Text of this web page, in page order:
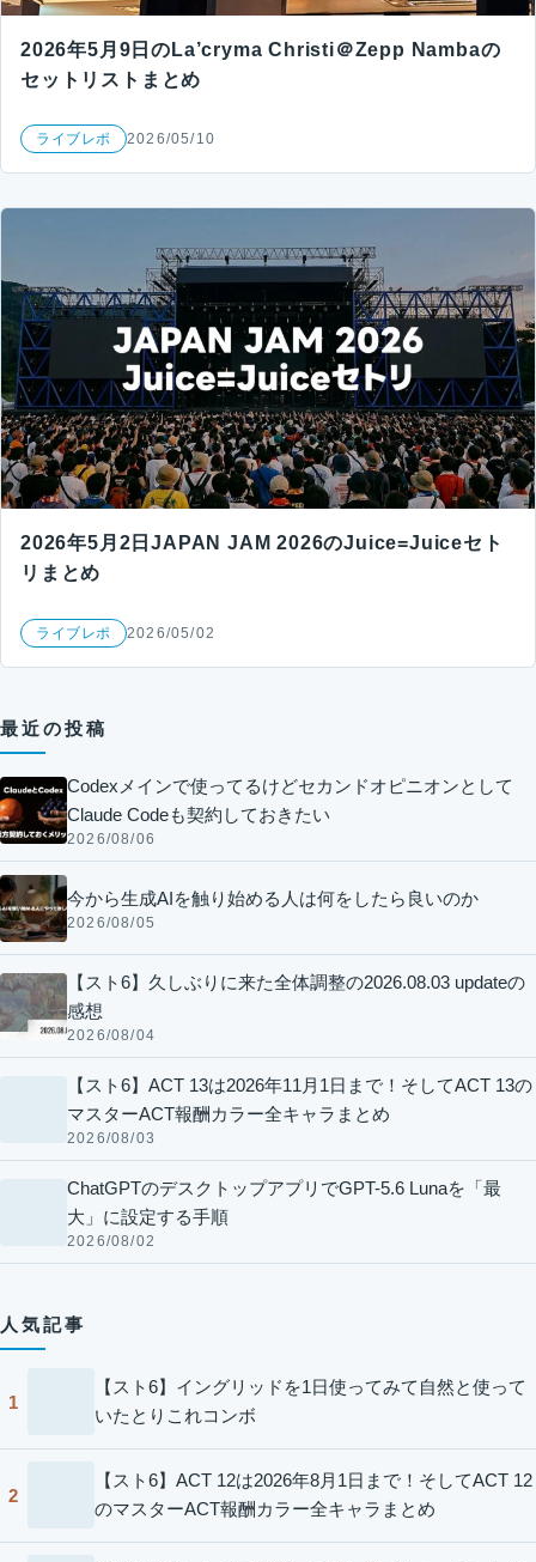
2026年5月9日のLa’cryma Christi＠Zepp Nambaの
セットリストまとめ
ライブレポ 2026/05/10
2026年5月2日JAPAN JAM 2026のJuice=Juiceセト
リまとめ
ライブレポ 2026/05/02
最近の投稿
Codexメインで使ってるけどセカンドオピニオンとして
Claude Codeも契約しておきたい
2026/08/06
今から生成AIを触り始める人は何をしたら良いのか
2026/08/05
【スト6】久しぶりに来た全体調整の2026.08.03 updateの
感想
2026/08/04
【スト6】ACT 13は2026年11月1日まで！そしてACT 13の
マスターACT報酬カラー全キャラまとめ
2026/08/03
ChatGPTのデスクトップアプリでGPT-5.6 Lunaを「最
大」に設定する手順
2026/08/02
人気記事
1
【スト6】イングリッドを1日使ってみて自然と使って
いたとりこれコンボ
2
【スト6】ACT 12は2026年8月1日まで！そしてACT 12
のマスターACT報酬カラー全キャラまとめ